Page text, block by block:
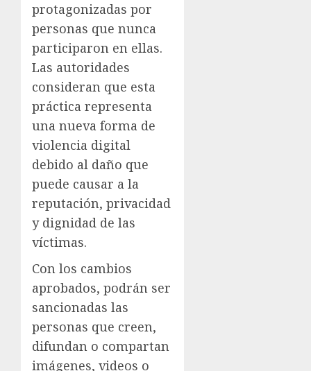
protagonizadas por
personas que nunca
participaron en ellas.
Las autoridades
consideran que esta
práctica representa
una nueva forma de
violencia digital
debido al daño que
puede causar a la
reputación, privacidad
y dignidad de las
víctimas.
Con los cambios
aprobados, podrán ser
sancionadas las
personas que creen,
difundan o compartan
imágenes, videos o